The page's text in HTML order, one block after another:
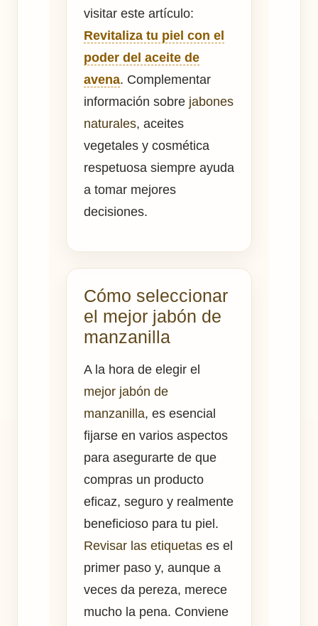
visitar este artículo:
Revitaliza tu piel con el
poder del aceite de
avena. Complementar
información sobre jabones
naturales, aceites
vegetales y cosmética
respetuosa siempre ayuda
a tomar mejores
decisiones.
Cómo seleccionar
el mejor jabón de
manzanilla
A la hora de elegir el
mejor jabón de
manzanilla, es esencial
fijarse en varios aspectos
para asegurarte de que
compras un producto
eficaz, seguro y realmente
beneficioso para tu piel.
Revisar las etiquetas es el
primer paso y, aunque a
veces da pereza, merece
mucho la pena. Conviene